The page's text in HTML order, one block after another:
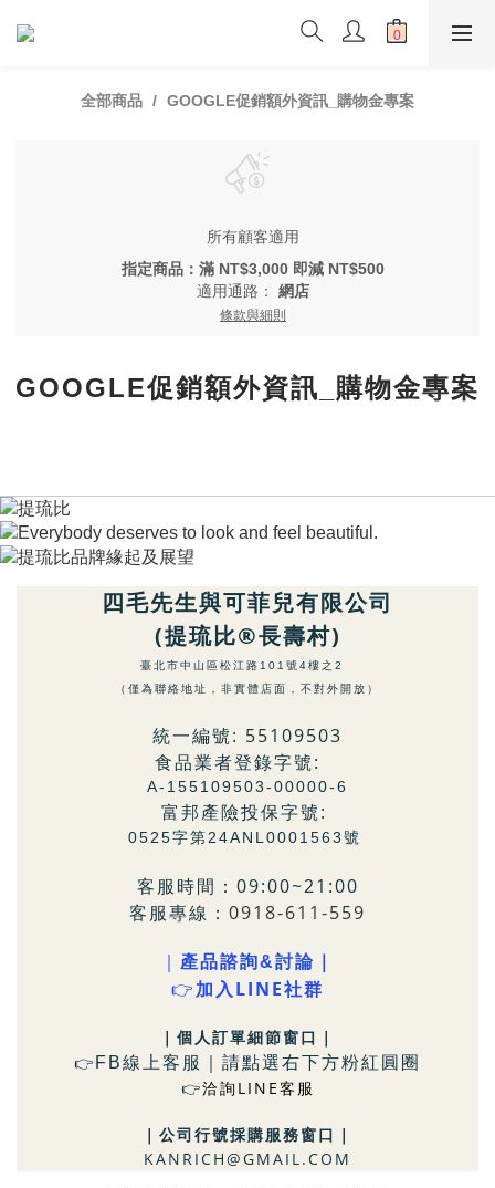
全部商品 GOOGLE促銷額外資訊_購物金專案
所有顧客適用
指定商品：滿 NT$3,000 即減 NT$500
適用通路： 網店
條款與細則
GOOGLE促銷額外資訊_購物金專案
四毛先生與可菲兒有限公司
(提琉比®長壽村)
臺北市中山區松江路101號4樓之2
（僅為聯絡地址，非實體店面，不對外開放）
統一編號: 55109503
食品業者登錄字號:
A-155109503-00000-6
富邦產險投保字號:
0525字第24ANL0001563號
客服時間：09:00~21:00
客服專線： 0918-611-559
產品諮詢&討論｜
👉 加入 LINE社群
｜個人訂單細節窗口
👉 FB線上客服｜請點選右下方粉紅圓圈
👉洽詢LINE客服
公司行號採購服務窗口
KANRICH@GMAIL.COM